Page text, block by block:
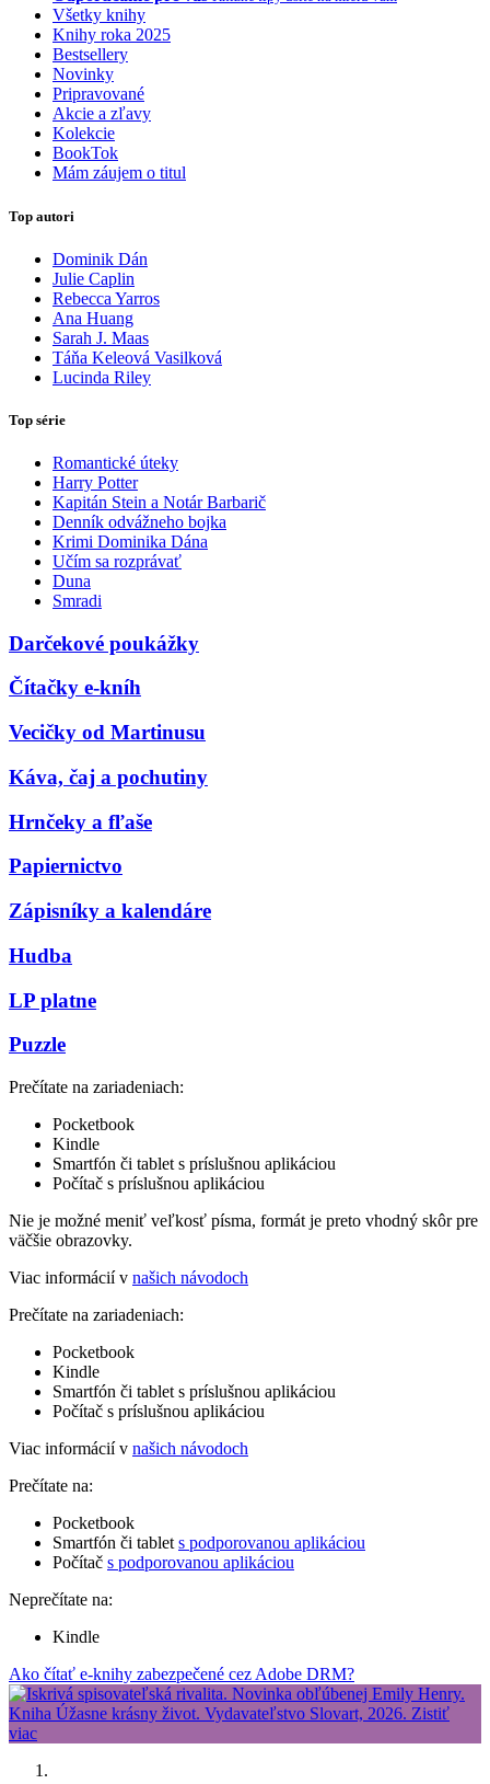
Všetky knihy
Knihy roka 2025
Bestsellery
Novinky
Pripravované
Akcie a zľavy
Kolekcie
BookTok
Mám záujem o titul
Top autori
Dominik Dán
Julie Caplin
Rebecca Yarros
Ana Huang
Sarah J. Maas
Táňa Keleová Vasilková
Lucinda Riley
Top série
Romantické úteky
Harry Potter
Kapitán Stein a Notár Barbarič
Denník odvážneho bojka
Krimi Dominika Dána
Učím sa rozprávať
Duna
Smradi
Darčekové poukážky
Čítačky e-kníh
Vecičky od Martinusu
Káva, čaj a pochutiny
Hrnčeky a fľaše
Papiernictvo
Zápisníky a kalendáre
Hudba
LP platne
Puzzle
Prečítate na zariadeniach:
Pocketbook
Kindle
Smartfón či tablet s príslušnou aplikáciou
Počítač s príslušnou aplikáciou
Nie je možné meniť veľkosť písma, formát je preto vhodný skôr pre
väčšie obrazovky.
Viac informácií v našich návodoch
Prečítate na zariadeniach:
Pocketbook
Kindle
Smartfón či tablet s príslušnou aplikáciou
Počítač s príslušnou aplikáciou
Viac informácií v našich návodoch
Prečítate na:
Pocketbook
Smartfón či tablet s podporovanou aplikáciou
Počítač s podporovanou aplikáciou
Neprečítate na:
Kindle
Ako čítať e-knihy zabezpečené cez Adobe DRM?